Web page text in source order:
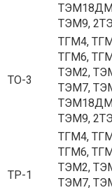
ТЭМ9,
ТО-3
ТГМ4,
ТГМ6,
ТЭМ2,
ТЭМ7,
ТЭМ9,
ТР-1
ТГМ4,
ТГМ6,
ТЭМ2,
ТЭМ7,